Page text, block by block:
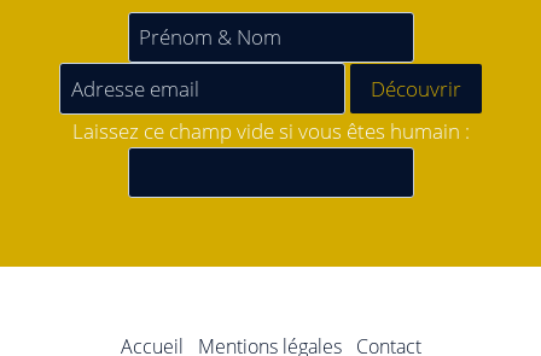
Laissez ce champ vide si vous êtes humain :
Accueil Mentions légales Contact